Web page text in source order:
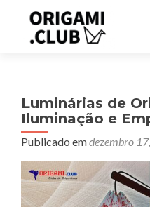
Luminárias de
Iluminação e
Publicado emdezembro